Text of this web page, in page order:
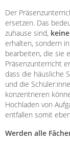
Der
ersetzen. Das
zuhause sind,
erhalten, sondern
bearbeiten, die sie
Präsenzunterricht
dass die häusliche
und die
konzentrieren
Hochladen von
entfallen somit
Werden alle